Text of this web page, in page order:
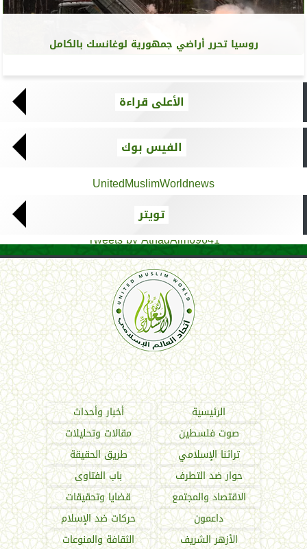
روسيا تحرر أراضي جمهورية لوغانسك بالكامل
الأعلى قراءة
الفيس بوك
UnitedMuslimWorldnews
تويتر
Tweets by AthadAlm69641
اتحاد العالم الإسلامي
الرئيسية
أخبار وأحداث
صوت فلسطين
مقالات وتحليلات
تراثنا الإسلامي
طريق الحقيقة
حوار ضد التطرف
باب الفتاوى
الاقتصاد والمجتمع
قضايا وتحقيقات
داعمون
حركات ضد الإسلام
الأزهر الشريف
الثقافة والمنوعات